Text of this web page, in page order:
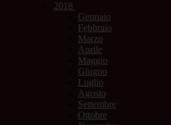
2018
Gennaio
Febbraio
Marzo
Aprile
Maggio
Giugno
Luglio
Agosto
Settembre
Ottobre